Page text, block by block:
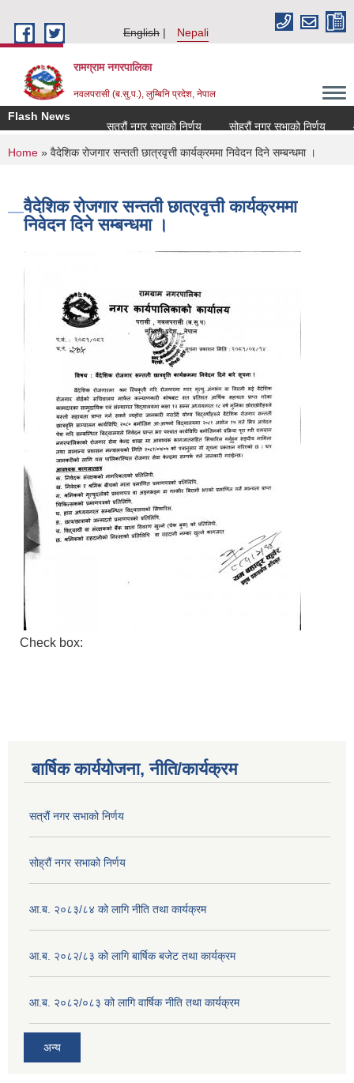
English
Nepali
रामग्राम नगरपालिका
नवलपरासी (ब.सु.प.), लुम्बिनि प्रदेश, नेपाल
Flash News
सत्रौं नगर सभाको निर्णय
सोह्रौं नगर सभाको निर्णय
You are here
Home » वैदेशिक रोजगार सन्तती छात्रवृत्ती कार्यक्रममा निवेदन दिने सम्बन्धमा ।
वैदेशिक रोजगार सन्तती छात्रवृत्ती कार्यक्रममा
निवेदन दिने सम्बन्धमा ।
Check box:
बार्षिक कार्ययोजना, नीति/कार्यक्रम
सत्रौं नगर सभाको निर्णय
सोह्रौं नगर सभाको निर्णय
आ.ब. २०८३/८४ को लागि नीति तथा कार्यक्रम
आ.ब. २०८२/८३ को लागि बार्षिक बजेट तथा कार्यक्रम
आ.ब. २०८२/०८३ को लागि वार्षिक नीति तथा कार्यक्रम
अन्य